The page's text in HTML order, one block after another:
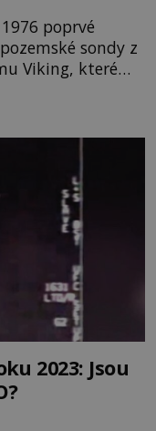
poprvé
sondy z
Viking, které
zaznamená
útvar
úřad
2023: Jsou